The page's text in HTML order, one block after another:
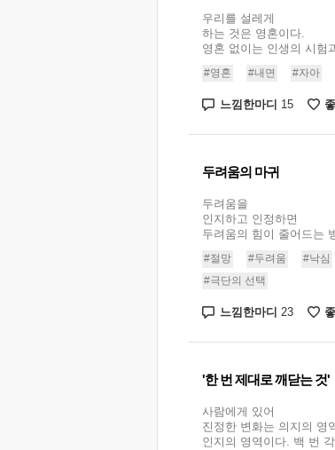
우리를 설레게
하는 것은 영혼이다.
영혼 없이는 인생의 시험
#영혼 #내면 #자아
느낌한마디 15
두려움의 마귀
두려움을
인지하고 인정하면
두려움의 힘이 줄어드는
#절망 #두려움 #낙심
#극단의 선택
느낌한마디 23
'한 번 제대로 깨닫는 것'
사람에게 있어
진정한 변화는 의지의 영
인지의 영역이다. 백 번